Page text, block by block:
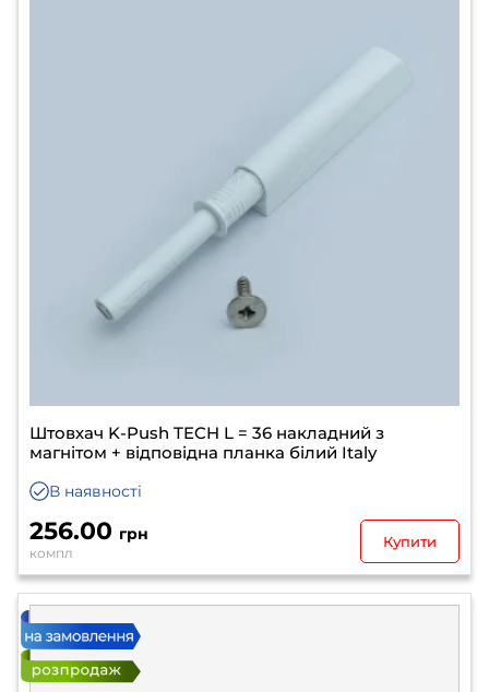
Штовхач K-Push TECH L = 36 накладний з
магнітом + відповідна планка білий Italy
В наявності
256.00 грн
компл
Купити